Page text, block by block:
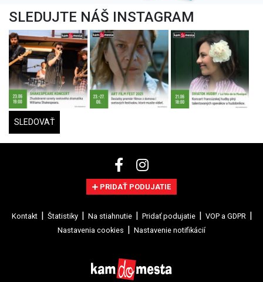
SLEDUJTE NÁŠ INSTAGRAM
SLEDOVAŤ
PRIDAŤ PODUJATIE
Kontakt Štatistiky Na stiahnutie Pridať podujatie
VOP a GDPR
Nastavenia cookies
Nastavenie notifikácií